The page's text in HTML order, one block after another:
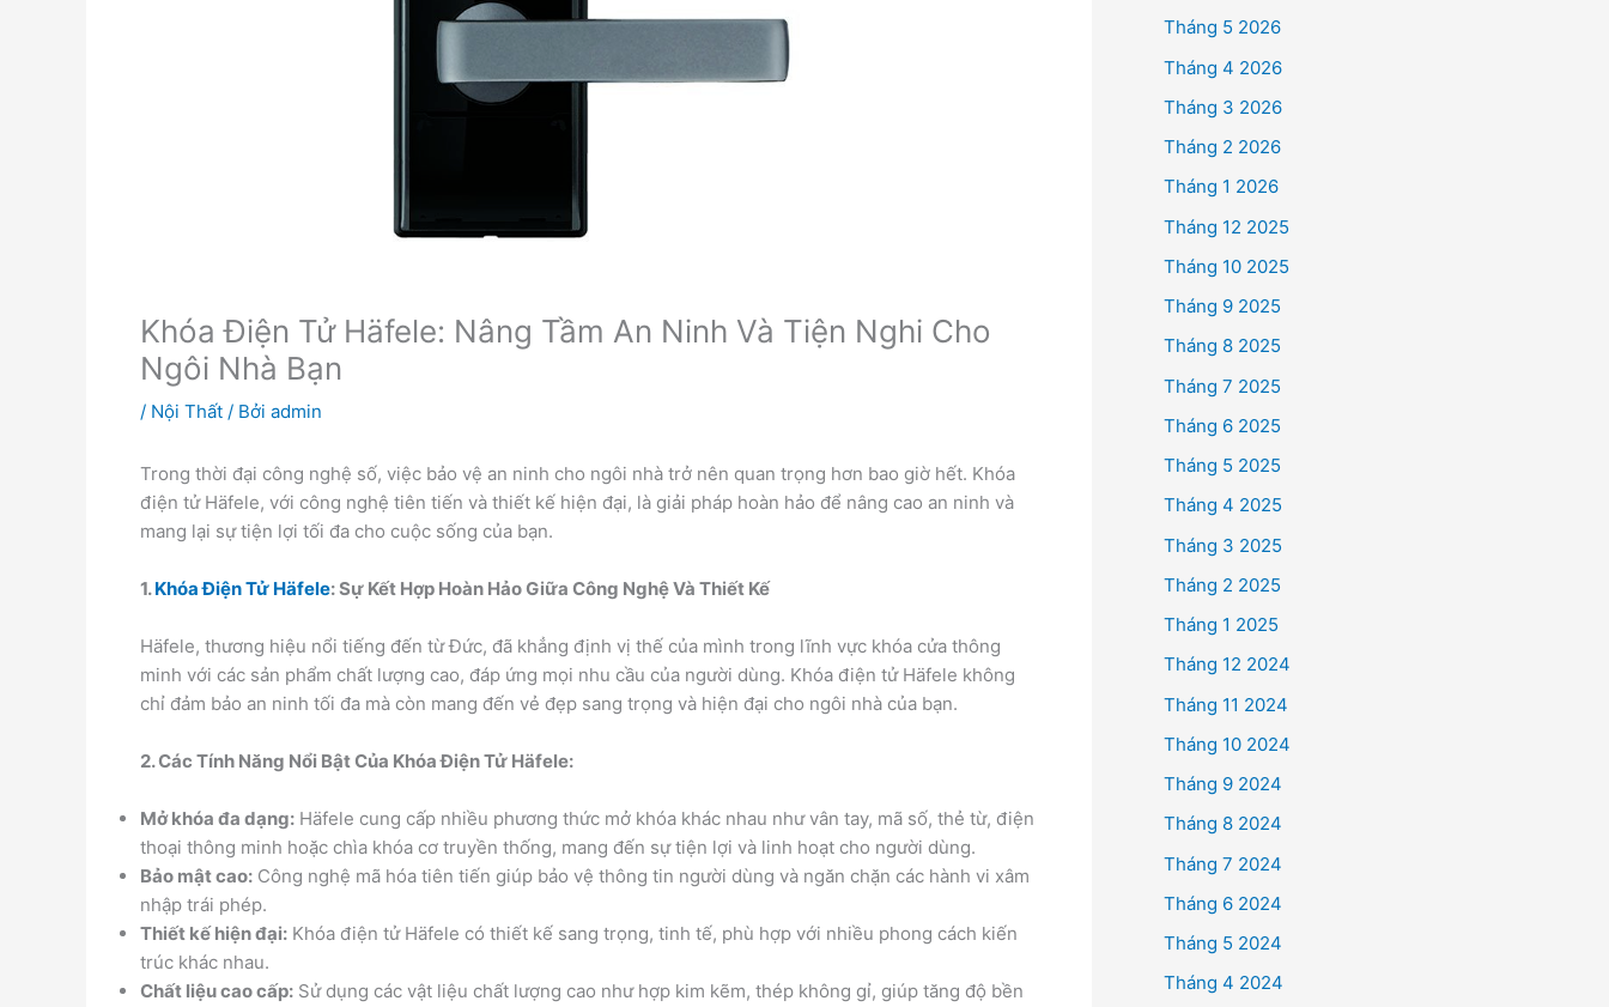
Khóa Điện Tử Häfele: Nâng Tầm An Ninh Và Tiện Nghi Cho
Ngôi Nhà Bạn
/ Nội Thất / Bởi admin
Trong thời đại công nghệ số, việc bảo vệ an ninh cho ngôi nhà trở nên quan trọng hơn bao giờ hết. Khóa
điện tử Häfele, với công nghệ tiên tiến và thiết kế hiện đại, là giải pháp hoàn hảo để nâng cao an ninh và
mang lại sự tiện lợi tối đa cho cuộc sống của bạn.
1.Khóa Điện Tử Häfele: Sự Kết Hợp Hoàn Hảo Giữa Công Nghệ Và Thiết Kế
Häfele, thương hiệu nổi tiếng đến từ Đức, đã khẳng định vị thế của mình trong lĩnh vực khóa cửa thông
minh với các sản phẩm chất lượng cao, đáp ứng mọi nhu cầu của người dùng. Khóa điện tử Häfele không
chỉ đảm bảo an ninh tối đa mà còn mang đến vẻ đẹp sang trọng và hiện đại cho ngôi nhà của bạn.
2. Các Tính Năng Nổi Bật Của Khóa Điện Tử Häfele:
Mở khóa đa dạng: Häfele cung cấp nhiều phương thức mở khóa khác nhau như vân tay, mã số, thẻ từ, điện
thoại thông minh hoặc chìa khóa cơ truyền thống, mang đến sự tiện lợi và linh hoạt cho người dùng.
Bảo mật cao: Công nghệ mã hóa tiên tiến giúp bảo vệ thông tin người dùng và ngăn chặn các hành vi xâm
nhập trái phép.
Thiết kế hiện đại: Khóa điện tử Häfele có thiết kế sang trọng, tinh tế, phù hợp với nhiều phong cách kiến
trúc khác nhau.
Chất liệu cao cấp: Sử dụng các vật liệu chất lượng cao như hợp kim kẽm, thép không gỉ, giúp tăng độ bền
Tháng 5 2026
Tháng 4 2026
Tháng 3 2026
Tháng 2 2026
Tháng 1 2026
Tháng 12 2025
Tháng 10 2025
Tháng 9 2025
Tháng 8 2025
Tháng 7 2025
Tháng 6 2025
Tháng 5 2025
Tháng 4 2025
Tháng 3 2025
Tháng 2 2025
Tháng 1 2025
Tháng 12 2024
Tháng 11 2024
Tháng 10 2024
Tháng 9 2024
Tháng 8 2024
Tháng 7 2024
Tháng 6 2024
Tháng 5 2024
Tháng 4 2024